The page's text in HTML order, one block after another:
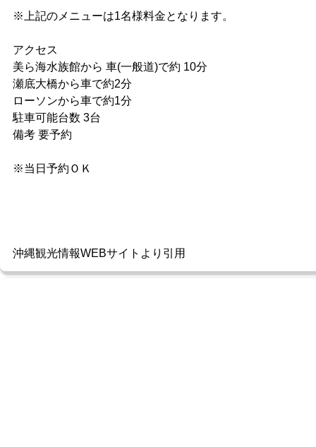
※上記のメニューは1名様料金となります。
アクセス
美ら海水族館から 車(一般道)で約 10分
瀬底大橋から車で約2分
ローソンから車で約1分
駐車可能台数 3台
備考 要予約
※当日予約ＯＫ
沖縄観光情報WEBサイトより引用